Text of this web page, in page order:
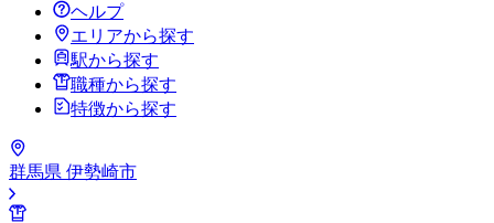
ヘルプ
エリアから探す
駅から探す
職種から探す
特徴から探す
群馬県 伊勢崎市